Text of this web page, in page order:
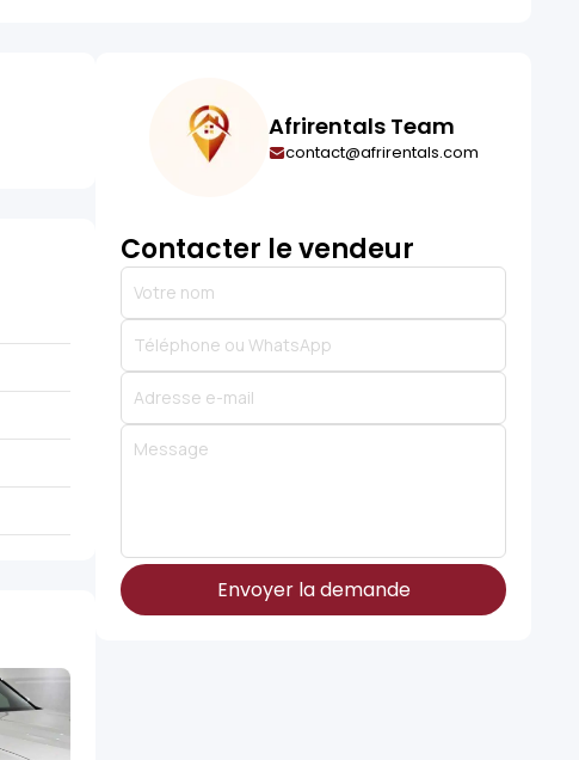
Afrirentals Team
contact@afrirentals.com
Contacter le vendeur
Envoyer la demande